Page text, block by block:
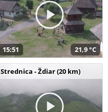
15:51 21,9 °C
Strednica - Ždiar (20 km)